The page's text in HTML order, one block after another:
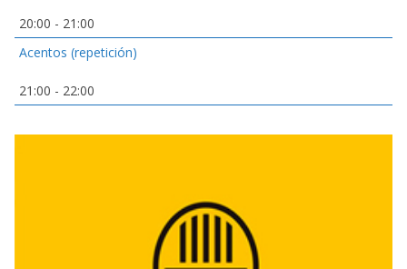
20:00 - 21:00
Acentos (repetición)
21:00 - 22:00